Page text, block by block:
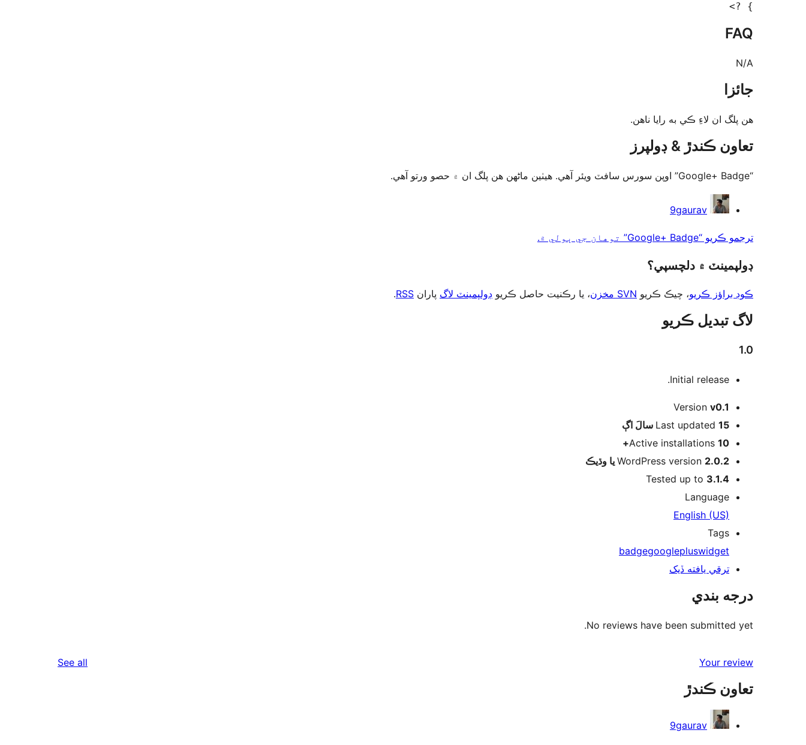
} ?>
FAQ
N/A
جائزا
ھن پلگ ان لاءِ ڪي به رايا ناھن.
تعاون ڪندڙ & ڊولپرز
“Google+ Badge” اوپن سورس سافٽ ويئر آهي. ھيٺين ماڻھن ھن پلگ ان ۾ حصو ورتو آھي.
9gaurav
ترجمو ڪريو “Google+ Badge” توهان جي ٻولي ۾.
ڊولپمينٽ ۾ دلچسپي؟
ڪوڊ براؤز ڪريو، چيڪ ڪريو SVN مخزن ، يا رڪنيت حاصل ڪريو ڊولپمينٽ لاگ پاران RSS
.
لاگ تبدیل ڪريو
1.0
Initial release.
ميٽا Version v0.1
Last updated 15 سالَ
اڳ
Active installations 10+
WordPress version 2.0.2 يا وڌيڪ
Tested up to 3.1.4
Language
English (US)
Tags
badgegooglepluswidget
ترقي يافته ڏيک
درجه بندي
No reviews have been submitted yet.
Your review
See all
تعاون ڪندڙ
9gaurav